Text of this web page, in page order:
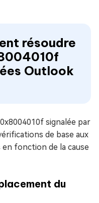
résoudre
Outlook
signalée par
de base aux
fonction de la cause
du